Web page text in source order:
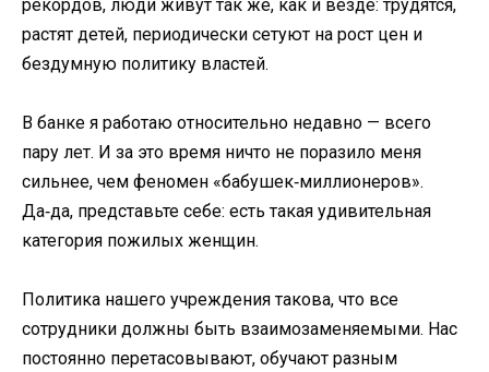
рекордов, люди живут так же, как и везде: трудятся,
растят детей, периодически сетуют на рост цен и
бездумную политику властей.
В банке я работаю относительно недавно — всего
пару лет. И за это время ничто не поразило меня
сильнее, чем феномен «бабушек‑миллионеров».
Да‑да, представьте себе: есть такая удивительная
категория пожилых женщин.
Политика нашего учреждения такова, что все
сотрудники должны быть взаимозаменяемыми. Нас
постоянно перетасовывают, обучают разным